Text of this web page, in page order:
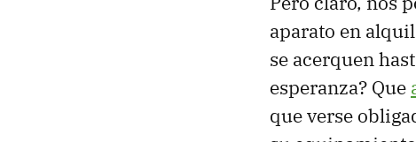
aparato en
se acerquen
esperanza? Que
que verse